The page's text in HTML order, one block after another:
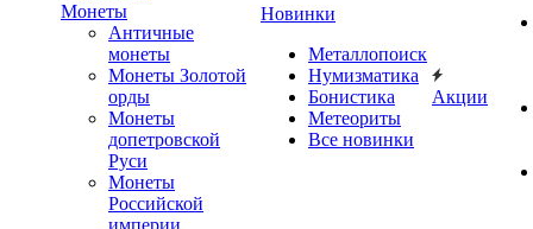
Монеты
Античные
монеты
Монеты Золотой
орды
Монеты
допетровской
Руси
Монеты
Российской
империи
Новинки
Металлопоиск
Нумизматика
Бонистика
Метеориты
Все новинки
Акции